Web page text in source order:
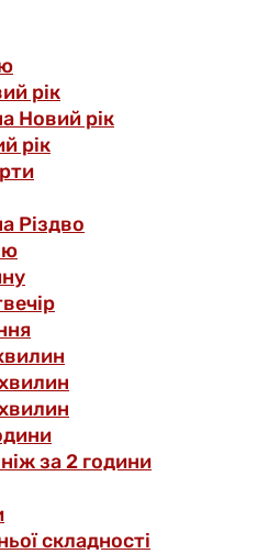
рік
Новий рік
рік
Різдво
за 2 години
складності